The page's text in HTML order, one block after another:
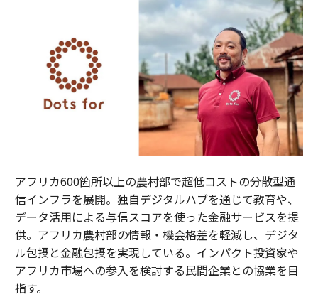
アフリカ600箇所以上の農村部で超低コストの分散型通
信インフラを展開。独自デジタルハブを通じて教育や、
データ活用による与信スコアを使った金融サービスを提
供。アフリカ農村部の情報・機会格差を軽減し、デジタ
ル包摂と金融包摂を実現している。インパクト投資家や
アフリカ市場への参入を検討する民間企業との協業を目
指す。